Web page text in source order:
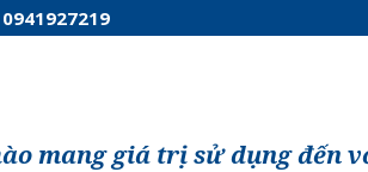
mang giá trị sử dụng đến